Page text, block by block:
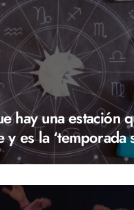
hay una estación
y es la ‘temporada